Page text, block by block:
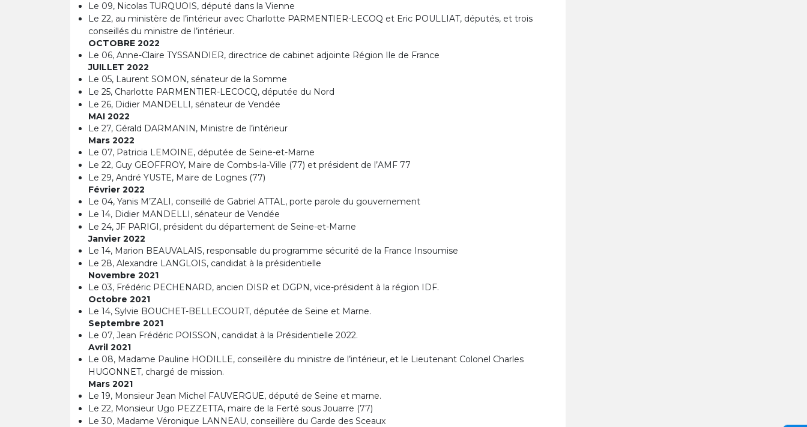
Le 09, Nicolas TURQUOIS, député dans la Vienne
Le 22, au ministère de l’intérieur avec Charlotte PARMENTIER-LECOQ et Eric POULLIAT, députés, et trois
conseillés du ministre de l’intérieur.
OCTOBRE 2022
Le 06, Anne-Claire TYSSANDIER, directrice de cabinet adjointe Région Ile de France
JUILLET 2022
Le 05, Laurent SOMON, sénateur de la Somme
Le 25, Charlotte PARMENTIER-LECOCQ, députée du Nord
Le 26, Didier MANDELLI, sénateur de Vendée
MAI 2022
Le 27, Gérald DARMANIN, Ministre de l’intérieur
Mars 2022
Le 07, Patricia LEMOINE, députée de Seine-et-Marne
Le 22, Guy GEOFFROY, Maire de Combs-la-Ville (77) et président de l’AMF 77
Le 29, André YUSTE, Maire de Lognes (77)
Février 2022
Le 04, Yanis M’ZALI, conseillé de Gabriel ATTAL, porte parole du gouvernement
Le 14, Didier MANDELLI, sénateur de Vendée
Le 24, JF PARIGI, président du département de Seine-et-Marne
Janvier 2022
Le 14, Marion BEAUVALAIS, responsable du programme sécurité de la France Insoumise
Le 28, Alexandre LANGLOIS, candidat à la présidentielle
Novembre 2021
Le 03, Frédéric PECHENARD, ancien DISR et DGPN, vice-président à la région IDF.
Octobre 2021
Le 14, Sylvie BOUCHET-BELLECOURT, députée de Seine et Marne.
Septembre 2021
Le 07, Jean Frédéric POISSON, candidat à la Présidentielle 2022.
Avril 2021
Le 08, Madame Pauline HODILLE, conseillère du ministre de l’intérieur, et le Lieutenant Colonel Charles
HUGONNET, chargé de mission.
Mars 2021
Le 19, Monsieur Jean Michel FAUVERGUE, député de Seine et marne.
Le 22, Monsieur Ugo PEZZETTA, maire de la Ferté sous Jouarre (77)
Le 30, Madame Véronique LANNEAU, conseillère du Garde des Sceaux